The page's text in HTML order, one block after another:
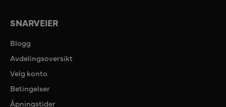
SNARVEIER
Blogg
Avdelingsoversikt
Velg konto
Betingelser
Åpningstider